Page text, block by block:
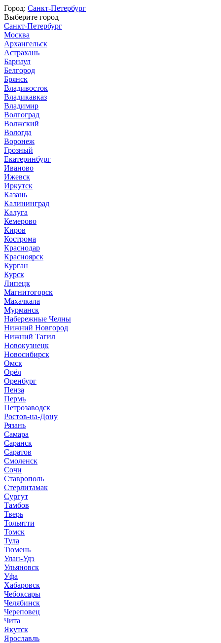
Город: Санкт-Петербург
Выберите город
Санкт-Петербург
Москва
Архангельск
Астрахань
Барнаул
Белгород
Брянск
Владивосток
Владикавказ
Владимир
Волгоград
Волжский
Вологда
Воронеж
Грозный
Екатеринбург
Иваново
Ижевск
Иркутск
Казань
Калининград
Калуга
Кемерово
Киров
Кострома
Краснодар
Красноярск
Курган
Курск
Липецк
Магнитогорск
Махачкала
Мурманск
Набережные Челны
Нижний Новгород
Нижний Тагил
Новокузнецк
Новосибирск
Омск
Орёл
Оренбург
Пенза
Пермь
Петрозаводск
Ростов-на-Дону
Рязань
Самара
Саранск
Саратов
Смоленск
Сочи
Ставрополь
Стерлитамак
Сургут
Тамбов
Тверь
Тольятти
Томск
Тула
Тюмень
Улан-Удэ
Ульяновск
Уфа
Хабаровск
Чебоксары
Челябинск
Череповец
Чита
Якутск
Ярославль